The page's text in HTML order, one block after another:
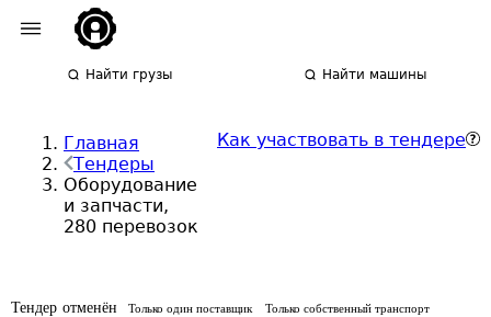
Найти грузы Найти машины
Главная
Тендеры
Оборудование
и запчасти,
280 перевозок
Как участвовать в тендере
Тендер отменён Только один поставщик Только собственный транспорт